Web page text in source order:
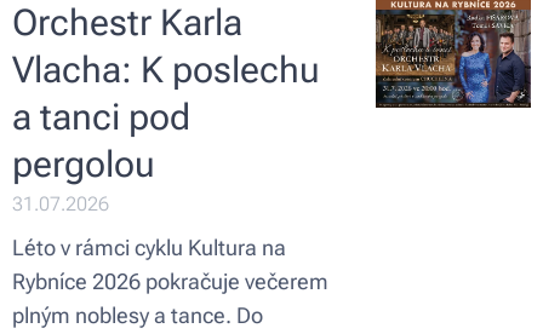
Orchestr Karla
Vlacha: K poslechu
a tanci pod
pergolou
31.07.2026
Léto v rámci cyklu Kultura na
Rybníce 2026 pokračuje večerem
plným noblesy a tance. Do